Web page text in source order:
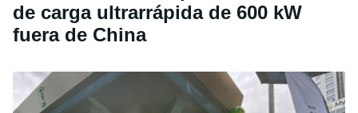
de carga ultrarrápida de 600 kW
fuera de China